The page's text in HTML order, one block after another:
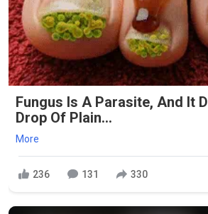
Fungus Is A Parasite, And It
Drop Of Plain...
More
236 131 330